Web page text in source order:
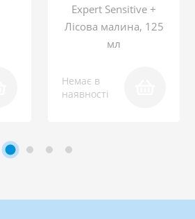
Expert Sensitive +
Лісова малина, 125
мл
Немає в
наявності